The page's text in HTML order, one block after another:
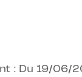
: Du 19/06/